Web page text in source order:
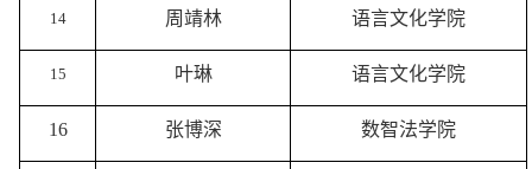
14 周靖林 语言文化学院
15 叶琳 语言文化学院
16 张博深 数智法学院